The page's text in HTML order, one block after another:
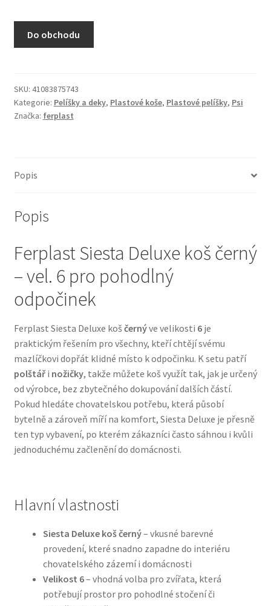
Purizon pro kočky
Škrabadla pro kočky
Boudy a výběhy
Bozita pro psy — Švédské krmivo s nordickou kvalitou
Brit pro psy
Granule pro psy
Natural Trainer pro psy — Italské krmivo s
přírodními složkami
Happy Dog — Německá kvalita a přirozené složení
Hračky pro psy
Konzervy a kapsičky pro psy
N&D Farmina pro psy — Italské holistic krmivo
Do obchodu
SKU: 41083875743
Kategorie: Pelíšky a deky, Plastové koše, Plastové pelíšky, Psi
Značka: ferplast
Popis
Popis
Ferplast Siesta Deluxe koš černý
– vel. 6 pro pohodlný
odpočinek
Ferplast Siesta Deluxe koš černýve velikosti 6je
praktickým řešením pro všechny, kteří chtějí svému
mazlíčkovi dopřát klidné místo k odpočinku. K setu patří
polštáři nožičky, takže můžete koš využít tak, jak je určený
od výrobce, bez zbytečného dokupování dalších částí.
Pokud hledáte chovatelskou potřebu, která působí
bytelně a zároveň míří na komfort, Siesta Deluxe je přesně
ten typ vybavení, po kterém zákazníci často sáhnou i kvůli
jednoduchému začlenění do domácnosti.
Hlavní vlastnosti
Siesta Deluxe koš černý– vkusné barevné
provedení, které snadno zapadne do interiéru
chovatelského zázemí i domácnosti
Velikost 6– vhodná volba pro zvířata, která
potřebují prostor pro pohodlné stočení či